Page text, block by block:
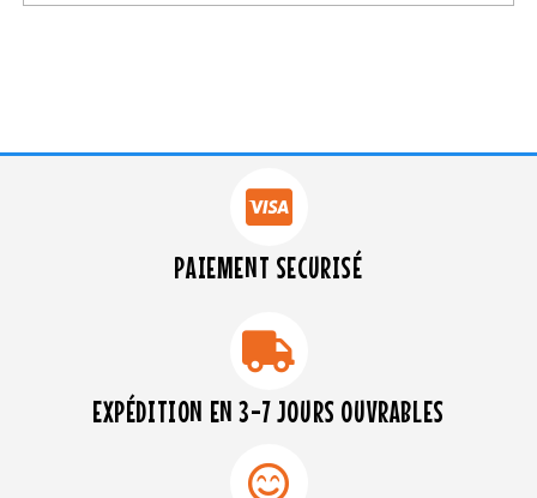
PAIEMENT SECURISÉ
EXPÉDITION EN 3-7 JOURS OUVRABLES